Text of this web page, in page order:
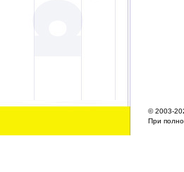
© 2003-
При